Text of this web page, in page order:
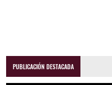
PUBLICACIÓN DESTACADA